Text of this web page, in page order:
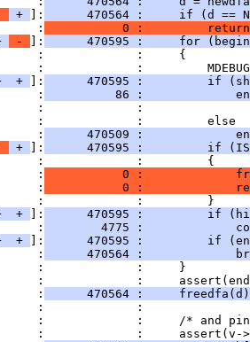
+ ]:
470564 :     if (d ==
:
0 :
- ]:
470595 :     for
:             :     {
:             :
+ ]:
470595 :         if
:
86 :
:             :
:             :         else
:
470509 :
+ ]:
470595 :         if
:             :         {
:
0 :
:
0 :
:             :         }
+ ]:
470595 :         if
:
4775 :
+ ]:
470595 :         if
:
470564 :
:             :     }
:             :
:
470564 :
:             :
:             :     /* and
:             :     assert(v-